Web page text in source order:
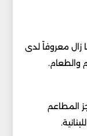
زال معروفاً لدى
والطعام.
المطاعم